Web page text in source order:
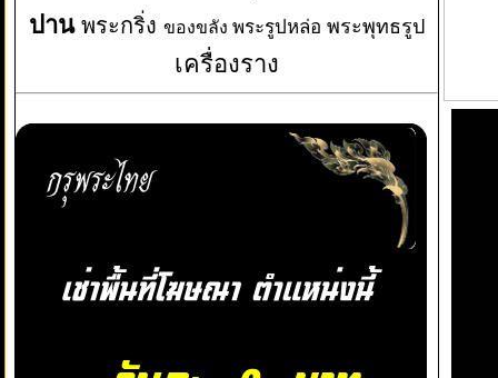
ปาน พระกริ่ง ของขลัง พระรูปหล่อ พระพุทธรูป
เครื่องราง